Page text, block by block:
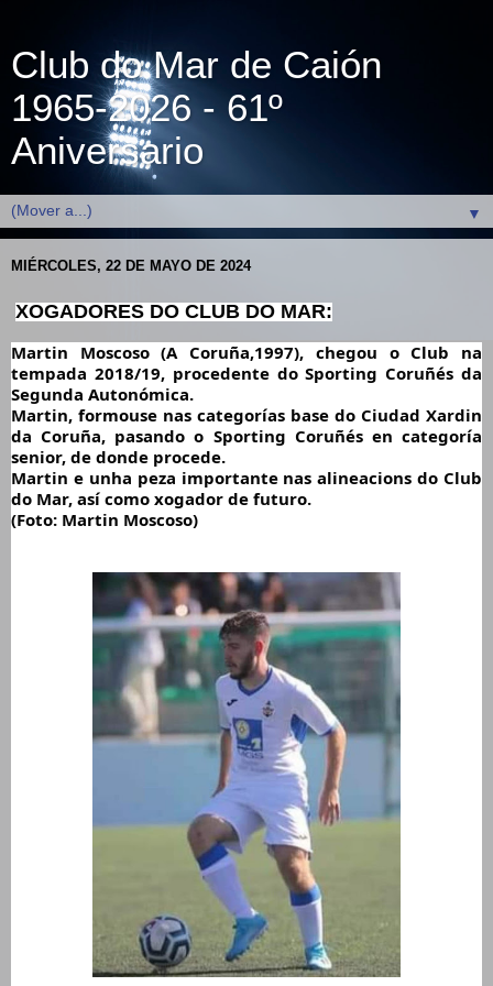
Club do Mar de Caión
1965-2026 - 61º
Aniversario
▼
MIÉRCOLES, 22 DE MAYO DE 2024
XOGADORES DO CLUB DO MAR:
Martin Moscoso (A Coruña,1997), chegou o Club na
tempada 2018/19, procedente do Sporting Coruñés da
Segunda Autonómica.
Martin, formouse nas categorías base do Ciudad Xardin
da Coruña, pasando o Sporting Coruñés en categoría
senior, de donde procede.
Martin e unha peza importante nas alineacions do Club
do Mar, así como xogador de futuro.
(Foto: Martin Moscoso)